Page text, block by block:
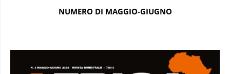
NUMERO DI MAGGIO-GIUGNO